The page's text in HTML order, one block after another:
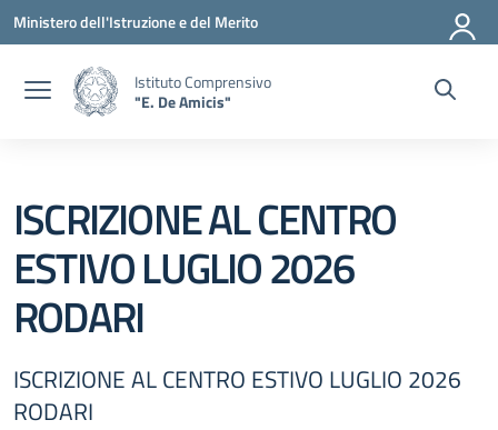
Vai ai contenuti
Vai al menu di navigazione
Vai al footer
Ministero dell'Istruzione e del Merito
Istituto Comprensivo
"E. De Amicis"
ISCRIZIONE AL CENTRO
ESTIVO LUGLIO 2026
RODARI
ISCRIZIONE AL CENTRO ESTIVO LUGLIO 2026
RODARI